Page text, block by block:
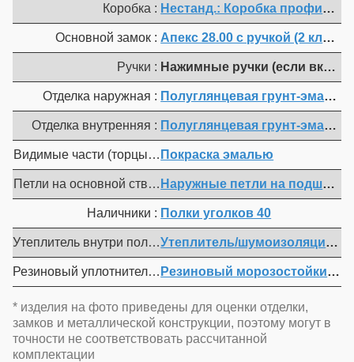
Коробка : Нестанд.: Коробка
Основной замок : Апекс 28.00 с ручкой (2 класс)
Ручки : Нажимные ручки (если
Отделка наружная : Полуглянцевая грунт-эмаль
Отделка внутренняя : Полуглянцевая грунт-эмаль
Видимые части (торцы полотна, коробка, мет.
Покраска эмалью
Петли на основной створке :Наружные петли на
Наличники : Полки уголков 40
Утеплитель внутри полотна :Утеплитель/шумоизоляция
Резиновый уплотнитель :Резиновый морозостойкий
* изделия на фото приведены для оценки отделки,
замков и металлической конструкции, поэтому могут в
точности не соответствовать рассчитанной
комплектации